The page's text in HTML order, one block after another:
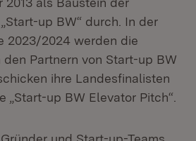
up BW“ durch. In der
2023/2024 werden die
Partnern von Start-up BW
ihre Landesfinalisten
„Start-up BW Elevator Pitch“.